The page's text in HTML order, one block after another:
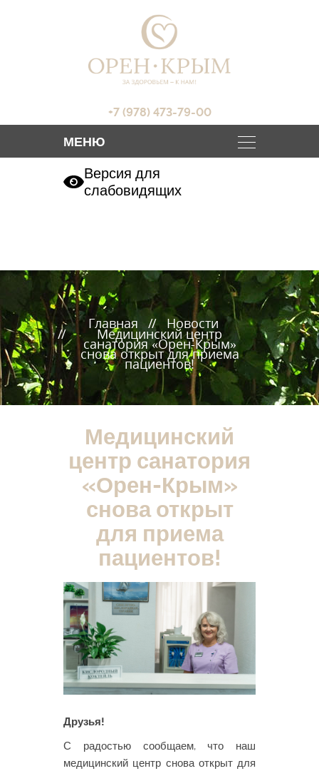
+7 (978) 473-79-00
Версия для
слабовидящих
Главная Новости
Медицинский центр
санатория «Орен-Крым»
снова открыт для приема
пациентов!
Медицинский
центр санатория
«Орен-Крым»
снова открыт
для приема
пациентов!
Друзья!
С радостью сообщаем, что наш
медицинский центр снова открыт для